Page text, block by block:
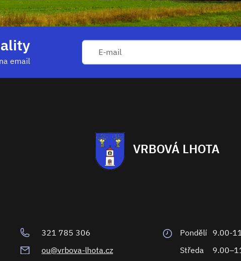
na email
VRBOVÁ LHOTA
321 785 306
ou@vrbova-lhota.cz
Pondělí 9.00-
Středa